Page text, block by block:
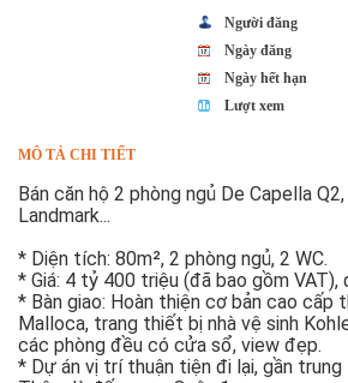
Người đăng
Ngày đăng
Ngày hết hạn
Lượt xem
MÔ TẢ CHI TIẾT
Bán căn hộ 2 phòng ngủ De Capella
Landmark...
* Diện tích: 80m², 2 phòng ngủ, 2 WC.
* Giá: 4 tỷ 400 triệu (đã bao gồm
* Bàn giao: Hoàn thiện cơ bản cao cấp
Malloca, trang thiết bị nhà vệ sinh
các phòng đều có cửa sổ, view đẹp.
* Dự án vị trí thuận tiện đi lại, gần trung